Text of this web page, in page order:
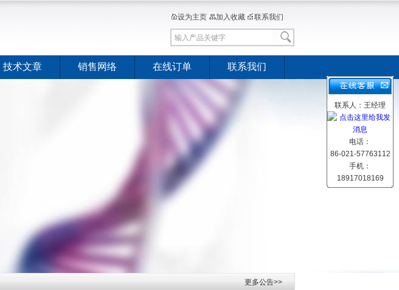
设为主页 加入收藏 联系我们
技术文章 销售网络 在线订单 联系我们
更多公告>>
联系人：王经理
电话：
86-021-57763112
手机：
18917018169